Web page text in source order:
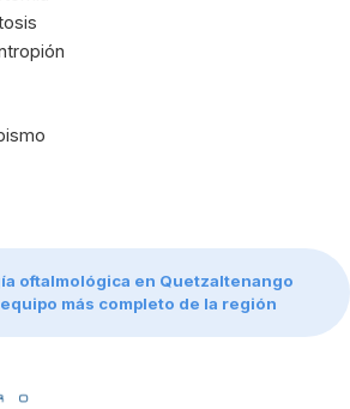
oftalmológica en Quetzaltenango
más completo de la región